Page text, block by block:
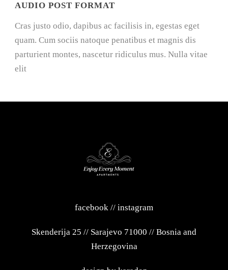
AUDIO POST FORMAT
Cras justo odio, dapibus ac facilisis in, egestas eget
quam. Cum sociis natoque penatibus et magnis dis
parturient montes, nascetur ridiculus mus. Nulla vitae
elit
facebook // instagram
Skenderija 25 // Sarajevo 71000 // Bosnia and
Herzegovina